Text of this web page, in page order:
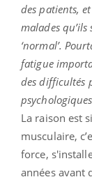
des patients,
malades
‘normal’.
fatigue
des difficultés
La raison est
musculaire,
force,
années avant